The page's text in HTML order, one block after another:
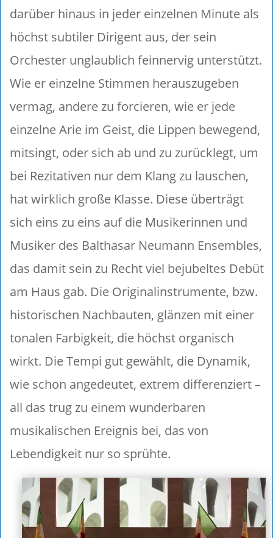
darüber hinaus in jeder einzelnen Minute als
höchst subtiler Dirigent aus, der sein
Orchester unglaublich feinnervig unterstützt.
Wie er einzelne Stimmen herauszugeben
vermag, andere zu forcieren, wie er jede
einzelne Arie im Geist, die Lippen bewegend,
mitsingt, oder sich ab und zu zurücklegt, um
bei Rezitativen nur dem Klang zu lauschen,
hat wirklich große Klasse. Diese überträgt
sich eins zu eins auf die Musikerinnen und
Musiker des Balthasar Neumann Ensembles,
das damit sein zu Recht viel bejubeltes Debüt
am Haus gab. Die Originalinstrumente, bzw.
historischen Nachbauten, glänzen mit einer
tonalen Farbigkeit, die höchst organisch
wirkt. Die Tempi gut gewählt, die Dynamik,
wie schon angedeutet, extrem differenziert –
all das trug zu einem wunderbaren
musikalischen Ereignis bei, das von
Lebendigkeit nur so sprühte.